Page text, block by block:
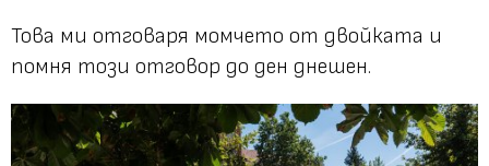
Това ми отговаря момчето от двойката и
помня този отговор до ден днешен.